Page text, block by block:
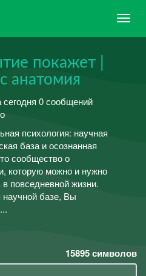
покажет |
анатомия
сегодня 0 сообщений
психология: научная
база и осознанная
сообщество о
которую можно и нужно
в повседневной жизни.
научной базе, Вы
15895символов